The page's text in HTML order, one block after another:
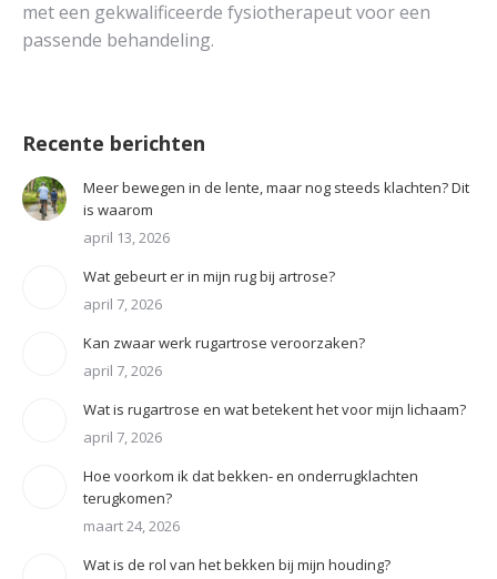
met een gekwalificeerde fysiotherapeut voor een
passende behandeling.
Recente berichten
Meer bewegen in de lente, maar nog steeds klachten? Dit
is waarom
april 13, 2026
Wat gebeurt er in mijn rug bij artrose?
april 7, 2026
Kan zwaar werk rugartrose veroorzaken?
april 7, 2026
Wat is rugartrose en wat betekent het voor mijn lichaam?
april 7, 2026
Hoe voorkom ik dat bekken- en onderrugklachten
terugkomen?
maart 24, 2026
Wat is de rol van het bekken bij mijn houding?